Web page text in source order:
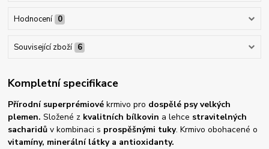
Hodnocení 0
Související zboží 6
Kompletní specifikace
Přírodní superprémiovékrmivo pro dospělé psy velkých
plemen.Složené z kvalitních bílkovin a lehce stravitelných
sacharidův kombinaci s prospěšnými tuky. Krmivo obohacené o
vitamíny, minerální látky a antioxidanty.